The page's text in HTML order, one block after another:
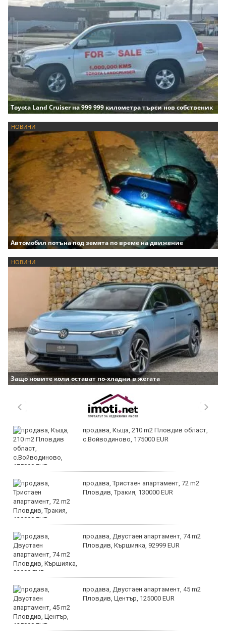
Toyota Land Cruiser на 999 999 километра търси нов собственик
НОВИНИ
Автомобил потъна под земята по време на движение
НОВИНИ
Защо новите коли остават по-хладни в жегата
продава, Къща, 210 m2 Пловдив област,
с.Войводиново, 175000 EUR
продава, Тристаен апартамент, 72 m2
Пловдив, Тракия, 130000 EUR
продава, Двустаен апартамент, 74 m2
Пловдив, Кършияка, 92999 EUR
продава, Двустаен апартамент, 45 m2
Пловдив, Център, 125000 EUR